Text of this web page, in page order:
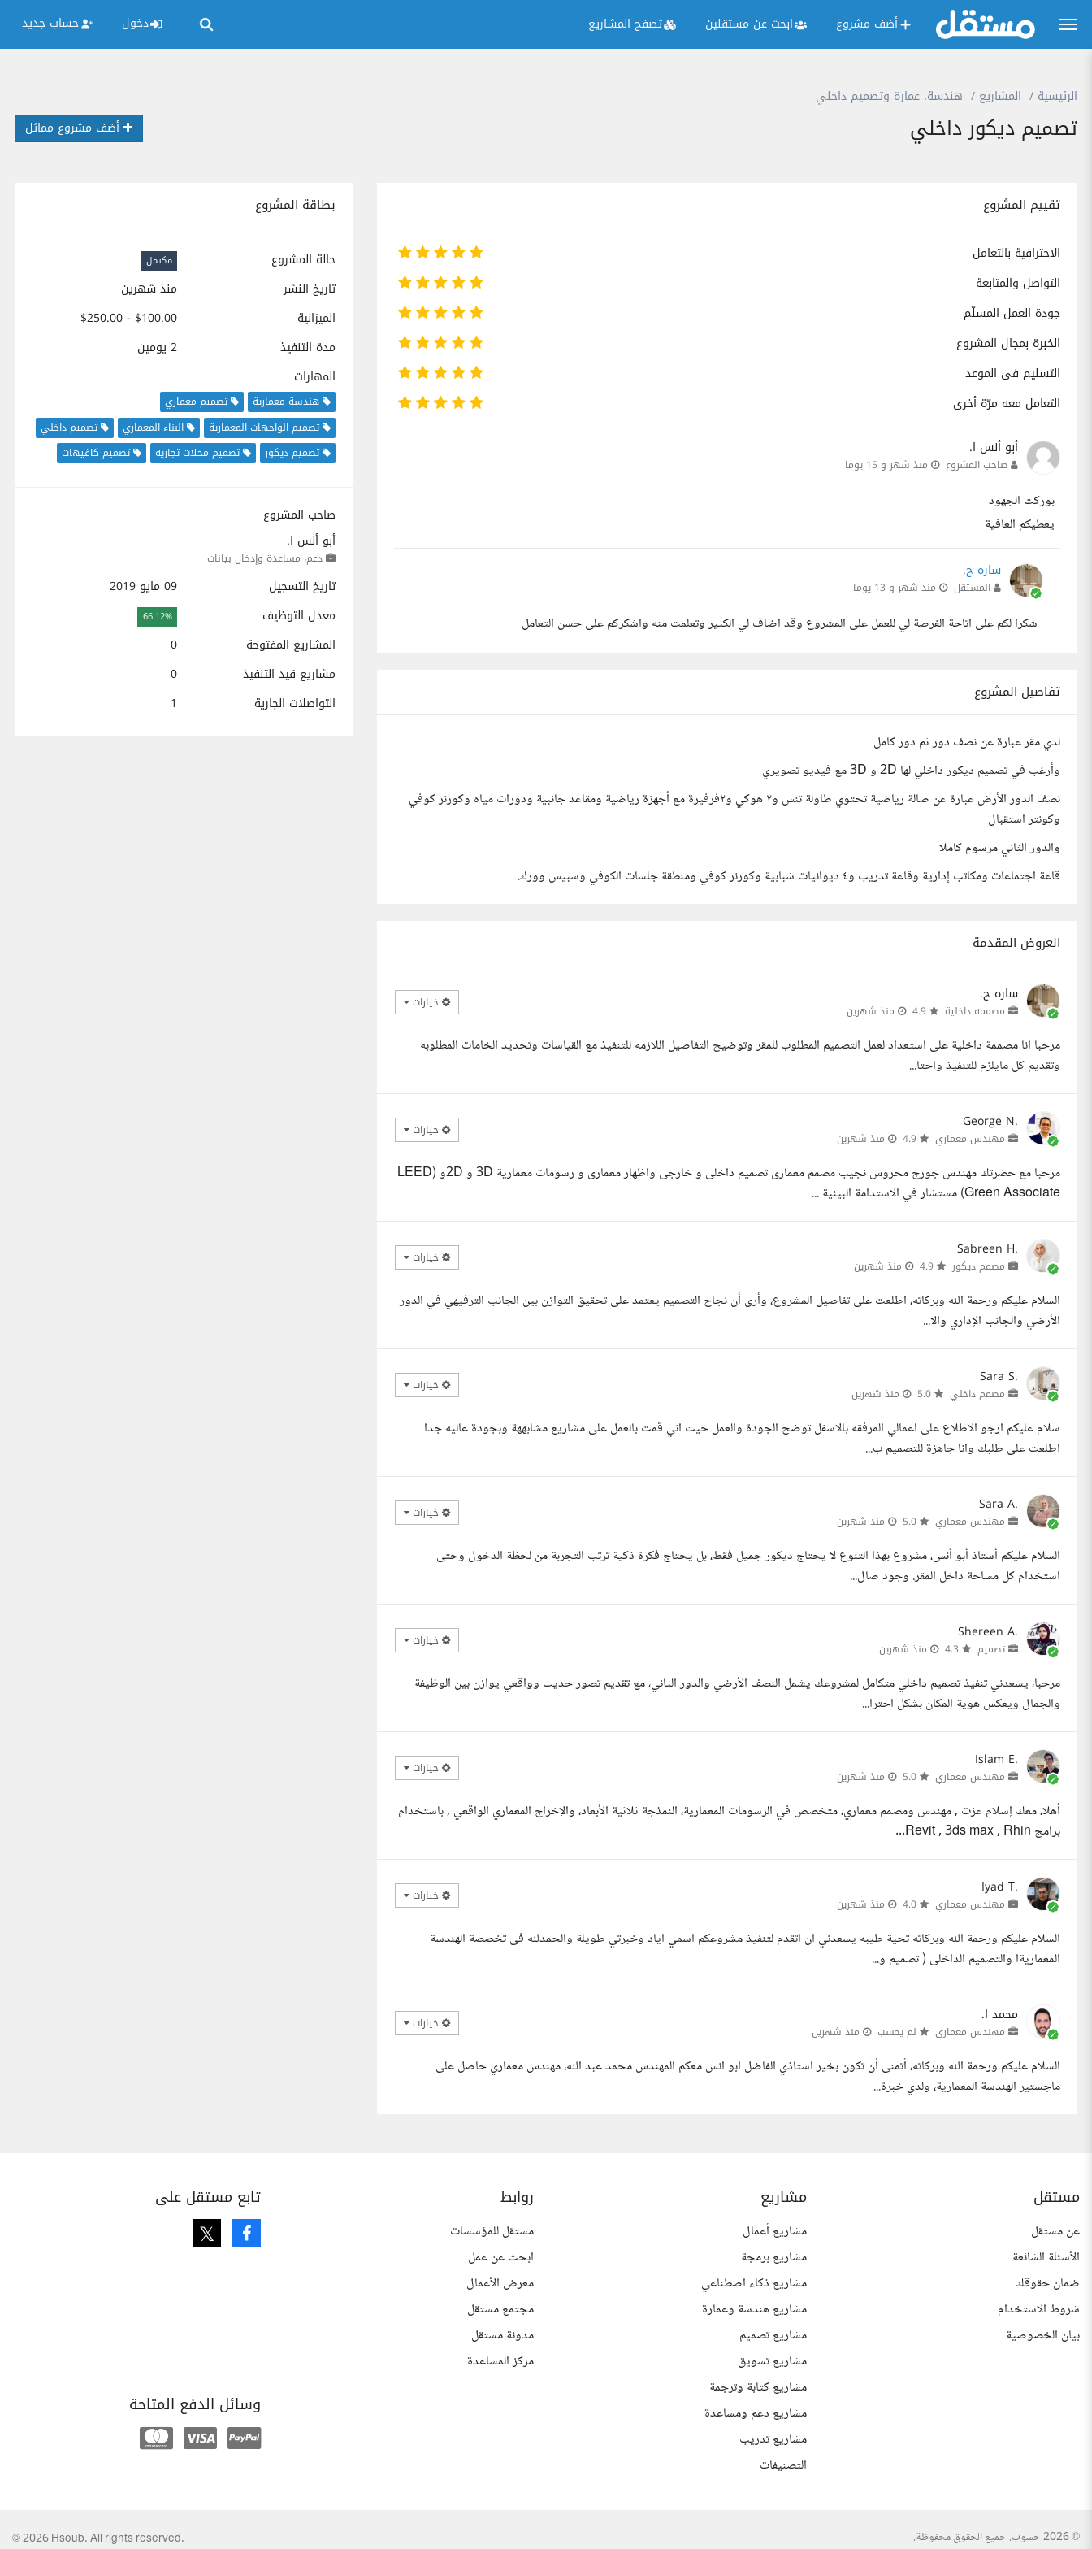
أضف مشروع ابحث عن مستقلين تصفح المشاريع دخول حساب جديد
الرئيسية المشاريع هندسة، عمارة وتصميم داخلي
تصميم ديكور داخلي أضف مشروع مماثل
بطاقة المشروع
حالة المشروع مكتمل
تاريخ النشر
منذ شهرين
الميزانية
$100.00 - $250.00
مدة التنفيذ
2 يومين
المهارات
هندسة معمارية
تصميم معماري
تصميم الواجهات المعمارية
البناء المعماري
تصميم داخلي
تصميم ديكور
تصميم محلات تجارية تصميم كافيهات
صاحب المشروع
أبو أنس ا.
دعم، مساعدة وإدخال بيانات
تاريخ التسجيل
09 مايو 2019
معدل التوظيف
66.12%
المشاريع المفتوحة
0
مشاريع قيد التنفيذ
0
التواصلات الجارية
1
تقييم المشروع
الاحترافية بالتعامل
التواصل والمتابعة
جودة العمل المسلّم
الخبرة بمجال المشروع
التسليم فى الموعد
التعامل معه مرّة أخرى
أبو أنس ا.
صاحب المشروع منذ شهر و 15 يوما
بوركت الجهود
يعطيكم العافية
ساره ح.
المستقل منذ شهر و 13 يوما
شكرا لكم على اتاحة الفرصة لي للعمل على المشروع وقد اضاف لي الكثير وتعلمت منه واشكركم على حسن التعامل
تفاصيل المشروع
لدي مقر عبارة عن نصف دور ثم دور كامل
وأرغب في تصميم ديكور داخلي لها 2D و 3D مع فيديو تصويري
نصف الدور الأرض عبارة عن صالة رياضية تحتوي طاولة تنس و٢ هوكي و٢فرفيرة مع أجهزة رياضية ومقاعد جانبية ودورات مياه وكورنر كوفي
وكونتر استقبال
والدور الثاني مرسوم كاملا
قاعة اجتماعات ومكاتب إدارية وقاعة تدريب و٤ ديوانيات شبابية وكورنر كوفي ومنطقة جلسات الكوفي وسبيس وورك.
العروض المقدمة
ساره ح.
مصممه داخلية منذ شهرين خيارات
مرحبا انا مصممة داخلية على استعداد لعمل التصميم المطلوب للمقر وتوضيح التفاصيل اللازمه للتنفيذ مع القياسات وتحديد الخامات المطلوبه
وتقديم كل مايلزم للتنفيذ واحتا...
George N.
مهندس معماري منذ شهرين خيارات
مرحبا مع حضرتك مهندس جورج محروس نجيب مصمم معمارى تصميم داخلى و خارجى واظهار معمارى و رسومات معمارية 3D و 2Dو (LEED
Green Associate) مستشار في الاستدامة البيئية ...
Sabreen H.
مصمم ديكور منذ شهرين خيارات
السلام عليكم ورحمة الله وبركاته، اطلعت على تفاصيل المشروع، وأرى أن نجاح التصميم يعتمد على تحقيق التوازن بين الجانب الترفيهي في الدور
الأرضي والجانب الإداري والا...
Sara S.
مصمم داخلي منذ شهرين خيارات
سلام عليكم ارجو الاطلاع على اعمالي المرفقه بالاسفل توضح الجودة والعمل حيث اني قمت بالعمل على مشاريع مشابههة وبجودة عاليه جدا
اطلعت على طلبك وانا جاهزة للتصميم ب...
Sara A.
مهندس معماري منذ شهرين خيارات
السلام عليكم أستاذ أبو أنس، مشروع بهذا التنوع لا يحتاج ديكور جميل فقط، بل يحتاج فكرة ذكية ترتب التجربة من لحظة الدخول وحتى
استخدام كل مساحة داخل المقر. وجود صال...
Shereen A.
تصميم منذ شهرين خيارات
مرحبا، يسعدني تنفيذ تصميم داخلي متكامل لمشروعك يشمل النصف الأرضي والدور الثاني، مع تقديم تصور حديث وواقعي يوازن بين الوظيفة
والجمال ويعكس هوية المكان بشكل احترا...
Islam E.
مهندس معماري منذ شهرين خيارات
أهلا، معك إسلام عزت , مهندس ومصمم معماري، متخصص في الرسومات المعمارية، النمذجة ثلاثية الأبعاد، والإخراج المعماري الواقعي , باستخدام
برامج Revit , 3ds max , Rhin...
Iyad T.
مهندس معماري منذ شهرين خيارات
السلام عليكم ورحمة الله وبركاته تحية طيبه يسعدني ان اتقدم لتنفيذ مشروعكم اسمي اياد وخبرتي طويلة والحمدلله فى تخصصة الهندسة
المعماريةا والتصميم الداخلى ( تصميم و...
محمد ا.
مهندس معماري لم يحسب منذ شهرين خيارات
السلام عليكم ورحمة الله وبركاته، أتمنى أن تكون بخير استاذي الفاضل ابو انس معكم المهندس محمد عبد الله، مهندس معماري حاصل على
ماجستير الهندسة المعمارية، ولدي خبرة...
مستقل
عن مستقل
الأسئلة الشائعة
ضمان حقوقك
شروط الاستخدام
بيان الخصوصية
مشاريع
مشاريع أعمال
مشاريع برمجة
مشاريع ذكاء اصطناعي
مشاريع هندسة وعمارة
مشاريع تصميم
مشاريع تسويق
مشاريع كتابة وترجمة
مشاريع دعم ومساعدة
مشاريع تدريب
التصنيفات
روابط
مستقل للمؤسسات
ابحث عن عمل
معرض الأعمال
مجتمع مستقل
مدونة مستقل
مركز المساعدة
تابع مستقل على
Facebook
Twitter
وسائل الدفع المتاحة
Paypal
Visa
© 2026 حسوب. جميع الحقوق محفوظة. © 2026 Hsoub. All rights reserved.